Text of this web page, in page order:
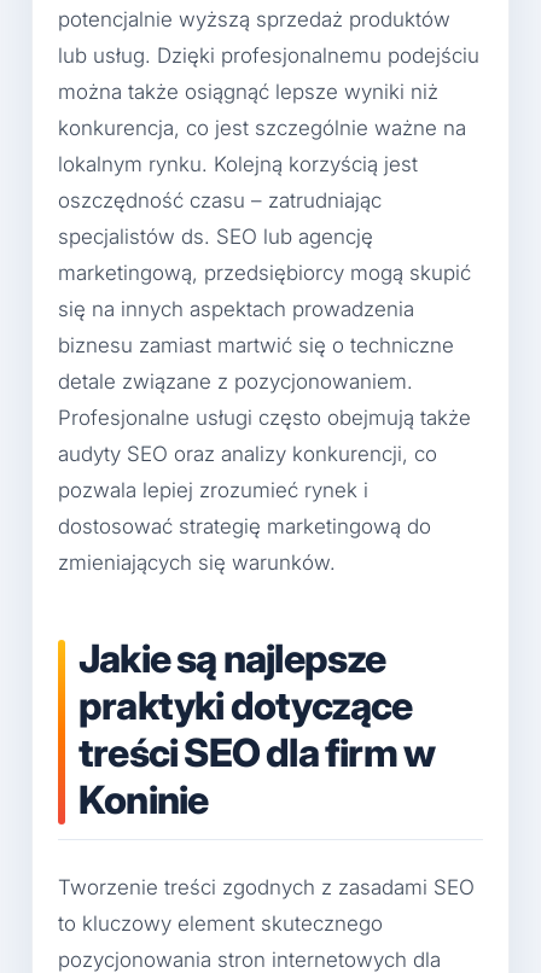
potencjalnie wyższą sprzedaż produktów
lub usług. Dzięki profesjonalnemu podejściu
można także osiągnąć lepsze wyniki niż
konkurencja, co jest szczególnie ważne na
lokalnym rynku. Kolejną korzyścią jest
oszczędność czasu – zatrudniając
specjalistów ds. SEO lub agencję
marketingową, przedsiębiorcy mogą skupić
się na innych aspektach prowadzenia
biznesu zamiast martwić się o techniczne
detale związane z pozycjonowaniem.
Profesjonalne usługi często obejmują także
audyty SEO oraz analizy konkurencji, co
pozwala lepiej zrozumieć rynek i
dostosować strategię marketingową do
zmieniających się warunków.
Jakie są najlepsze
praktyki dotyczące
treści SEO dla firm w
Koninie
Tworzenie treści zgodnych z zasadami SEO
to kluczowy element skutecznego
pozycjonowania stron internetowych dla